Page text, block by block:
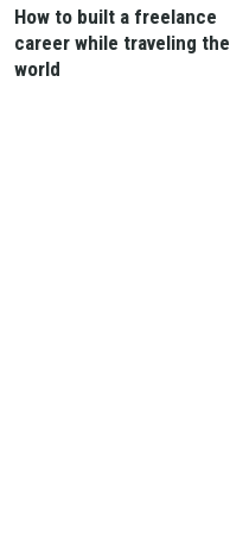
How to built a freelance
career while traveling the
world